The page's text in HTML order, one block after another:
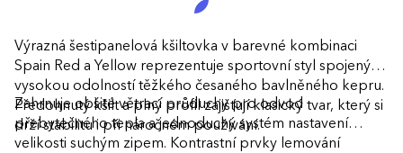
Výrazná šestipanelová kšiltovka v barevné kombinaci
Spain Red a Yellow reprezentuje sportovní styl spojený s
vysokou odolností těžkého česaného bavlněného kepru.
Předohnutý kšilt a plný profil zajišťují klasický tvar, který si
drží stabilitu i při náročném používání.
Zahrnuje obšité větrací průduchy pro odvod
přebytečného tepla a jednoduchý systém nastavení
velikosti suchým zipem. Kontrastní prvky lemování